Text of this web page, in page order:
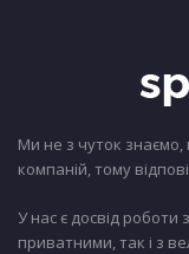
Ми не з чуток знаємо,
компаній, тому
У нас є досвід роботи
приватними, так і з